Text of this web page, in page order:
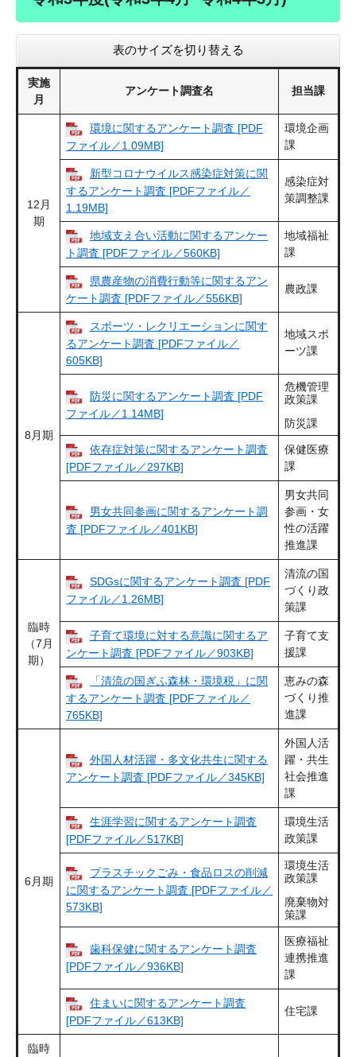
表のサイズを切り替える
実施
月
アンケート調査名 担当課
12月
期
環境に関するアンケート調査 [PDF
ファイル／1.09MB]
環境企画
課
新型コロナウイルス感染症対策に関
するアンケート調査 [PDFファイル／
1.19MB]
感染症対
策調整課
地域支え合い活動に関するアンケー
ト調査 [PDFファイル／560KB]
地域福祉
課
県農産物の消費行動等に関するアン
ケート調査 [PDFファイル／556KB]
農政課
8月期
スポーツ・レクリエーションに関す
るアンケート調査 [PDFファイル／
605KB]
地域スポ
ーツ課
防災に関するアンケート調査 [PDF
ファイル／1.14MB]
危機管理
政策課
防災課
依存症対策に関するアンケート調査
[PDFファイル／297KB]
保健医療
課
男女共同参画に関するアンケート調
査 [PDFファイル／401KB]
男女共同
参画・女
性の活躍
推進課
臨時
（7月
期）
SDGsに関するアンケート調査 [PDF
ファイル／1.26MB]
清流の国
づくり政
策課
子育て環境に対する意識に関するア
ンケート調査 [PDFファイル／903KB]
子育て支
援課
「清流の国ぎふ森林・環境税」に関
するアンケート調査 [PDFファイル／
765KB]
恵みの森
づくり推
進課
6月期
外国人材活躍・多文化共生に関する
アンケート調査 [PDFファイル／345KB]
外国人活
躍・共生
社会推進
課
生涯学習に関するアンケート調査
[PDFファイル／517KB]
環境生活
政策課
プラスチックごみ・食品ロスの削減
に関するアンケート調査 [PDFファイル／
573KB]
環境生活
政策課
廃棄物対
策課
歯科保健に関するアンケート調査
[PDFファイル／936KB]
医療福祉
連携推進
課
住まいに関するアンケート調査
[PDFファイル／613KB]
住宅課
臨時